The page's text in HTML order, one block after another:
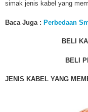
simak jenis kabel yang
Baca Juga : Perbedaan
BELI
BELI
JENIS KABEL YANG